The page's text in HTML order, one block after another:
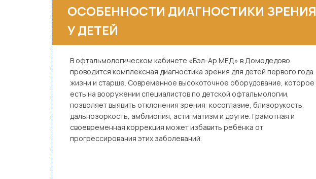
ОСОБЕННОСТИ ДИАГНОСТИКИ ЗРЕНИЯ
У ДЕТЕЙ
В офтальмологическом кабинете «Бэл-Ар МЕД» в Домодедово
проводится комплексная диагностика зрения для детей первого года
жизни и старше. Современное высокоточное оборудование, которое
есть на вооружении специалистов по детской офтальмологии,
позволяет выявить отклонения зрения: косоглазие, близорукость,
дальнозоркость, амблиопия, астигматизм и другие. Грамотная и
своевременная коррекция может избавить ребёнка от
прогрессирования этих заболеваний.